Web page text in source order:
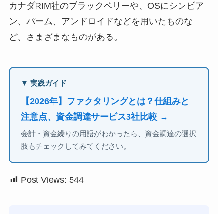
カナダRIM社のブラックベリーや、OSにシンビア
ン、パーム、アンドロイドなどを用いたものな
ど、さまざまなものがある。
▼ 実践ガイド
【2026年】ファクタリングとは？仕組みと
注意点、資金調達サービス3社比較 →
会計・資金繰りの用語がわかったら、資金調達の選択
肢もチェックしてみてください。
Post Views: 544